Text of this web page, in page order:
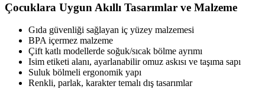
Çocuklara Uygun Akıllı Tasarımlar ve Malzeme
Gıda güvenliği sağlayan iç yüzey malzemesi
BPA içermez malzeme
Çift katlı modellerde soğuk/sıcak bölme ayrımı
Isim etiketi alanı, ayarlanabilir omuz askısı ve taşıma sapı
Suluk bölmeli ergonomik yapı
Renkli, parlak, karakter temalı dış tasarımlar